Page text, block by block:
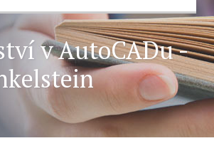
v AutoCADu -